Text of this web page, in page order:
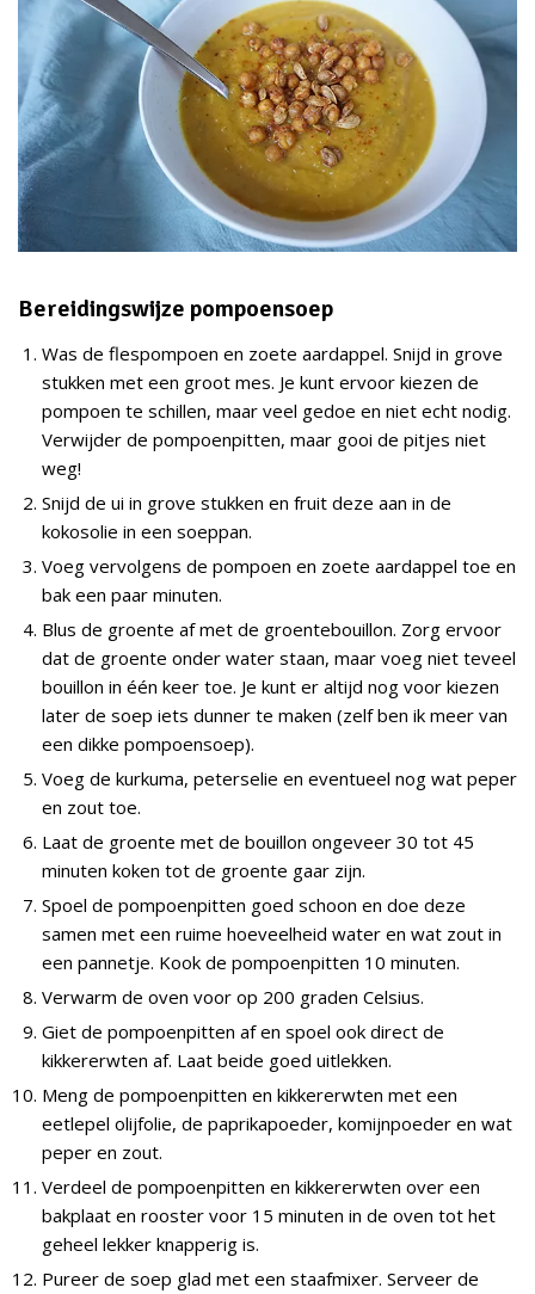
Bereidingswijze pompoensoep
Was de flespompoen en zoete aardappel. Snijd in grove
stukken met een groot mes. Je kunt ervoor kiezen de
pompoen te schillen, maar veel gedoe en niet echt nodig.
Verwijder de pompoenpitten, maar gooi de pitjes niet
weg!
Snijd de ui in grove stukken en fruit deze aan in de
kokosolie in een soeppan.
Voeg vervolgens de pompoen en zoete aardappel toe en
bak een paar minuten.
Blus de groente af met de groentebouillon. Zorg ervoor
dat de groente onder water staan, maar voeg niet teveel
bouillon in één keer toe. Je kunt er altijd nog voor kiezen
later de soep iets dunner te maken (zelf ben ik meer van
een dikke pompoensoep).
Voeg de kurkuma, peterselie en eventueel nog wat peper
en zout toe.
Laat de groente met de bouillon ongeveer 30 tot 45
minuten koken tot de groente gaar zijn.
Spoel de pompoenpitten goed schoon en doe deze
samen met een ruime hoeveelheid water en wat zout in
een pannetje. Kook de pompoenpitten 10 minuten.
Verwarm de oven voor op 200 graden Celsius.
Giet de pompoenpitten af en spoel ook direct de
kikkererwten af. Laat beide goed uitlekken.
Meng de pompoenpitten en kikkererwten met een
eetlepel olijfolie, de paprikapoeder, komijnpoeder en wat
peper en zout.
Verdeel de pompoenpitten en kikkererwten over een
bakplaat en rooster voor 15 minuten in de oven tot het
geheel lekker knapperig is.
Pureer de soep glad met een staafmixer. Serveer de